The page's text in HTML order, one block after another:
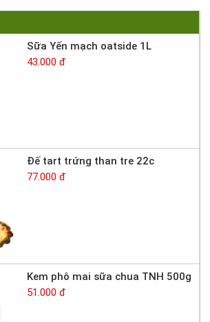
Sữa Yến mạch oatside 1L
43.000 đ
Đế tart trứng than tre 22c
77.000 đ
Kem phô mai sữa chua TNH 500g
51.000 đ